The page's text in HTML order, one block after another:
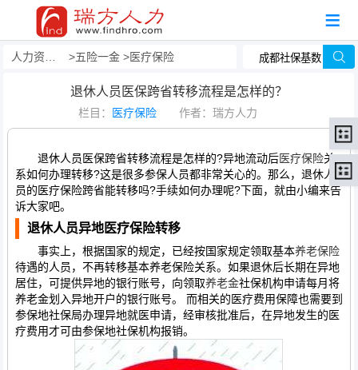
五险一金 医疗保险
退休人员医保跨省转移流程是怎样的？
栏目： 医疗保险 作者：瑞方人力
退休人员医保跨省转移流程是怎样的?异地流动后医疗保险关
系如何办理转移?这是很多参保人员都非常关心的。那么，退休人
员的医疗保险跨省能转移吗?手续如何办理呢?下面，就由小编来告
诉大家吧。
退休人员异地医疗保险转移
事实上，根据国家的规定，已经按国家规定领取基本养老保险
待遇的人员，不再转移基本养老保险关系。如果退休后长期在异地
居住，可提供异地的银行账号，向领取养老金社保机构申请每月将
养老金划入异地开户的银行账号。 而相关的医疗费用保障也需要到
参保地社保局办理异地就医申请，经审核批准后，在异地发生的医
疗费用才可由参保地社保机构报销。